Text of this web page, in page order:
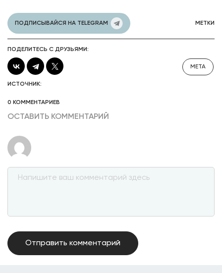
ПОДПИСЫВАЙСЯ НА TELEGRAM МЕТКИ
ПОДЕЛИТЕСЬ С ДРУЗЬЯМИ:
META
ИСТОЧНИК:
0 КОММЕНТАРИЕВ
ОСТАВИТЬ КОММЕНТАРИЙ